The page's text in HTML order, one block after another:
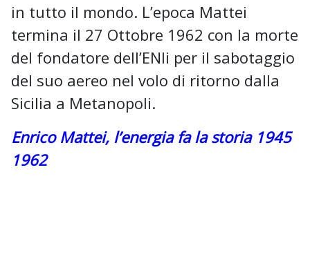
in tutto il mondo. L’epoca Mattei
termina il 27 Ottobre 1962 con la morte
del fondatore dell’ENIi per il sabotaggio
del suo aereo nel volo di ritorno dalla
Sicilia a Metanopoli.
Enrico Mattei, l’energia fa la storia 1945
1962